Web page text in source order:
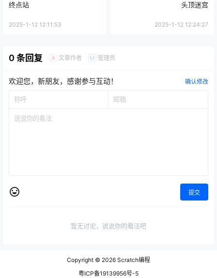
终点站
2025-1-12 12:11:53
头顶迷宫
2025-1-12 12:24:27
0 条回复 A 文章作者 M 管理员
欢迎您，新朋友，感谢参与互动！ 确认修改
提交
暂无讨论，说说你的看法吧
Copyright © 2026 Scratch编程
粤ICP备19139956号-5